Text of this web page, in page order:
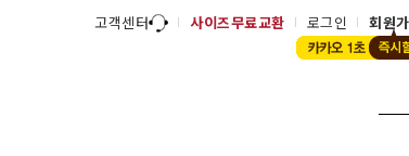
고객센터 사이즈무료교환 로그인 회원